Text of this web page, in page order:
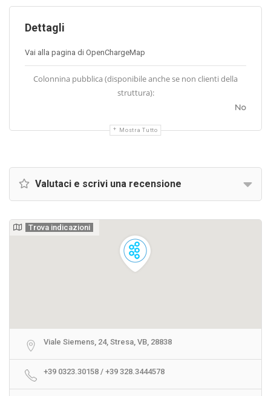
Dettagli
Vai alla pagina di OpenChargeMap
Colonnina pubblica (disponibile anche se non clienti della
struttura):
No
Mostra Tutto
Valutaci e scrivi una recensione
Trova indicazioni
Viale Siemens, 24, Stresa, VB, 28838
+39 0323.30158 / +39 328.3444578